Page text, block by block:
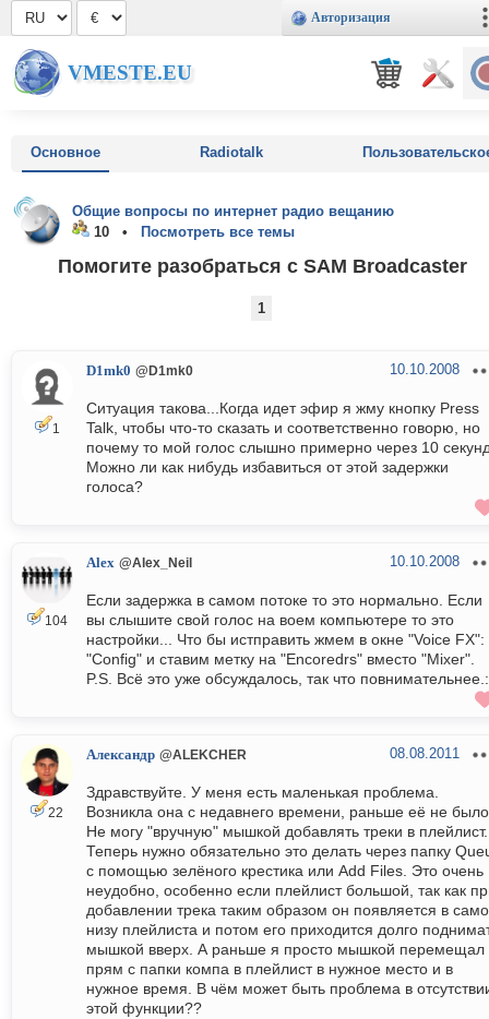
Авторизация
VMESTE.EU
Основное Radiotalk
Общие вопросы по интернет радио вещанию
10 •
Посмотреть все темы
Помогите разобраться с SAM Broadcaster
1
1
D1mk0 @D1mk0 10.10.2008
Ситуация такова...Когда идет эфир я жму кнопку Press
Talk, чтобы что-то сказать и соответственно говорю, но
почему то мой голос слышно примерно через 10
Можно ли как нибудь избавиться от этой задержки
голоса?
104
Alex @Alex_Neil 10.10.2008
Если задержка в самом потоке то это нормально. Если
вы слышите свой голос на воем компьютере то это
настройки... Что бы истправить жмем в окне "Voice FX":
"Config" и ставим метку на "Encoredrs" вместо "Mixer".
P.S. Всё это уже обсуждалось, так что
22
Александр @ALEKCHER 08.08.2011
Здравствуйте. У меня есть маленькая проблема.
Возникла она с недавнего времени, раньше её не
Не могу "вручную" мышкой добавлять треки в плейлист.
Теперь нужно обязательно это делать через папку
с помощью зелёного крестика или Add Files. Это очень
неудобно, особенно если плейлист большой, так как
добавлении трека таким образом он появляется в
низу плейлиста и потом его приходится долго
мышкой вверх. А раньше я просто мышкой перемещал
прям с папки компа в плейлист в нужное место и в
нужное время. В чём может быть проблема в
этой функции??